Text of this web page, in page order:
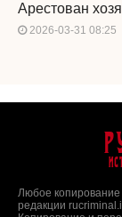
Арестован
2026-03-31 08:25
Любое копирование
редакции